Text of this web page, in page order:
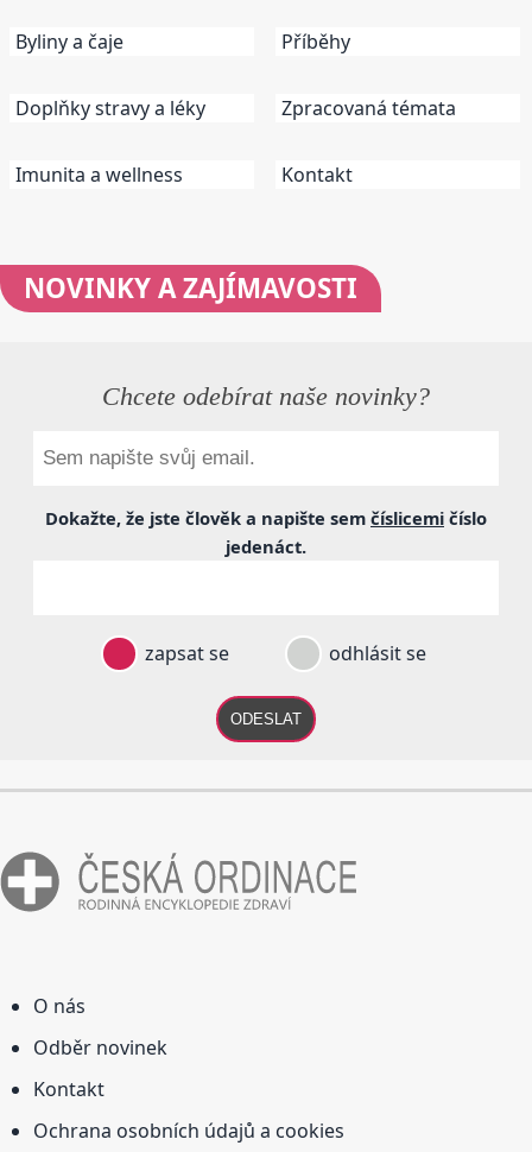
Byliny a čaje
Doplňky stravy a léky
Imunita a wellness
Příběhy
Zpracovaná témata
Kontakt
NOVINKYA ZAJÍMAVOSTI
Chcete odebírat naše novinky?
Dokažte, že jste člověk a napište sem číslicemi číslo
jedenáct.
zapsat se odhlásit se
ODESLAT
O nás
Odběr novinek
Kontakt
Ochrana osobních údajů a cookies